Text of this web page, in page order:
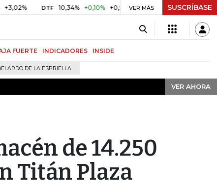
DTF 10,34% +0,10% +0,98% UVR $ 416,91 +$ 0,05 +0,01%
VER MÁS SUSCRÍBASE
FUERTE INDICADORES INSIDE
DE LA ESPRIELLA
VER AHORA
VER AHORA
de 14.250
Titán Plaza